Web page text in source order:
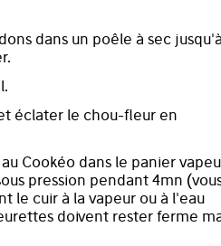
dans un poêle à sec
éclater le chou-fleur en
Cookéo dans le panier
pression pendant 4mn
le cuir à la vapeur ou à l'eau
doivent rester ferme